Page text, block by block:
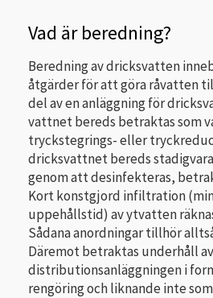
Vad är beredning?
Beredning av dricksvatten
åtgärder för att göra råvatten
del av en anläggning för
vattnet bereds betraktas som
tryckstegrings- eller
dricksvattnet bereds
genom att desinfekteras,
Kort konstgjord infiltration
uppehållstid) av ytvatten
Sådana anordningar tillhör
Däremot betraktas underhåll av
distributionsanläggningen i
rengöring och liknande inte